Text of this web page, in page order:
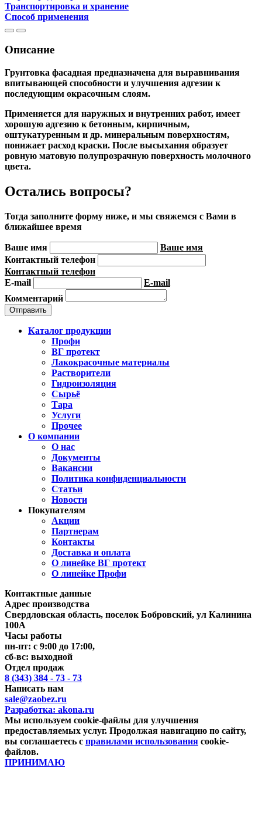
Транспортировка и хранение
Способ применения
Описание
Грунтовка фасадная предназначена для выравнивания
впитывающей способности и улучшения адгезии к
последующим окрасочным слоям.
Применяется для наружных и внутренних работ, имеет
хорошую адгезию к бетонным, кирпичным,
оштукатуренным и др. минеральным поверхностям,
понижает расход краски. После высыхания образует
ровную матовую полупрозрачную поверхность молочного
цвета.
Остались вопросы?
Тогда заполните форму ниже, и мы свяжемся с Вами в
ближайшее время
Ваше имя
Ваше имя
Контактный телефон
Контактный телефон
E-mail
E-mail
Комментарий
Каталог продукции
Профи
ВГ протект
Лакокрасочные материалы
Растворители
Гидроизоляция
Сырьё
Тара
Услуги
Прочее
О компании
О нас
Документы
Вакансии
Политика конфиденциальности
Статьи
Новости
Покупателям
Акции
Партнерам
Контакты
Доставка и оплата
О линейке ВГ протект
О линейке Профи
Контактные данные
Адрес производства
Свердловская область, поселок Бобровский, ул Калинина
100А
Часы работы
пн-пт: с 9:00 до 17:00,
сб-вс: выходной
Отдел продаж
8 (343) 384 - 73 - 73
Написать нам
sale@zaobez.ru
Разработка: akona.ru
Мы используем cookie-файлы для улучшения
предоставляемых услуг. Продолжая навигацию по сайту,
вы соглашаетесь с правилами использования cookie-
файлов.
ПРИНИМАЮ